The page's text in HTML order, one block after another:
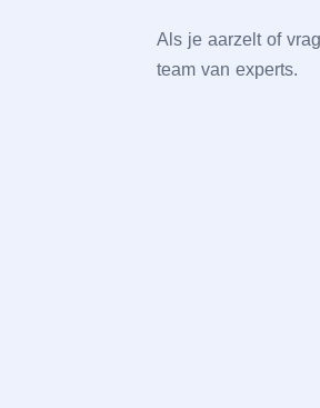
Als je aarzelt of
team van experts.